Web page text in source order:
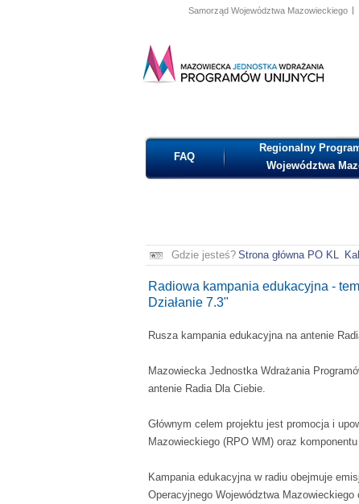
Samorząd Województwa Mazowieckiego
MAZOWIECKA JEDNOSTKA
WDRAŻANIA PROGRAMÓW
FAQ
Regionalny
Województwa
Gdzie jesteś? Strona główna PO KL
Radiowa kampania edukacyjna -
Działanie 7.3"
Rusza kampania edukacyjna na antenie
Mazowiecka Jednostka Wdrażania
antenie Radia Dla Ciebie.
Głównym celem projektu jest promocja i
Mazowieckiego (RPO WM) oraz
Kampania edukacyjna w radiu obejmuje
Operacyjnego Województwa